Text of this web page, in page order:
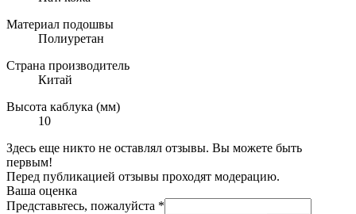
Материал подошвы
Полиуретан
Страна производитель
Китай
Высота каблука (мм)
10
Здесь еще никто не оставлял отзывы. Вы можете быть
первым!
Перед публикацией отзывы проходят модерацию.
Ваша оценка
Представьтесь, пожалуйста *